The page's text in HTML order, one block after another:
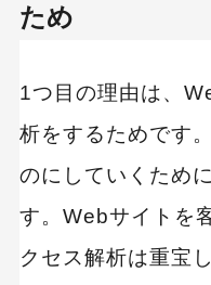
ため
1つ目の理由は、
析をするためです
のにしていくため
す。Webサイトを
クセス解析は重宝